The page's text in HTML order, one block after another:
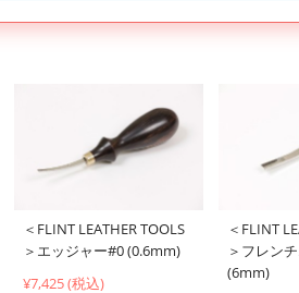
＜FLINT LEATHER TOOLS
＞エッジャー#0 (0.6mm)
¥7,425 (税込)
＜FLINT
＞フレン
(6mm)